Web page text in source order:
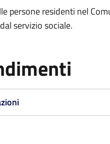
persone residenti nel
servizio sociale.